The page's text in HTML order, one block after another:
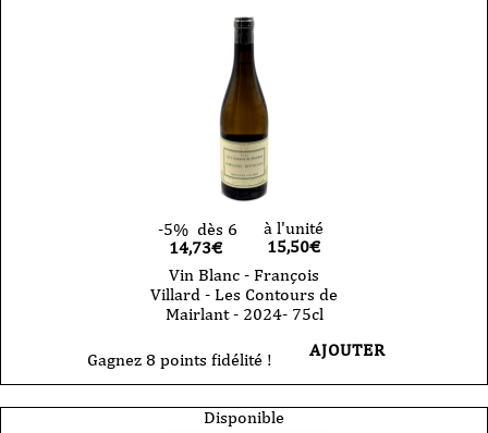
-5% dès 6
14,73€
à l'unité
15,50€
Vin Blanc - François
Villard - Les Contours de
Mairlant - 2024- 75cl
Gagnez 8 points fidélité ! AJOUTER
Disponible